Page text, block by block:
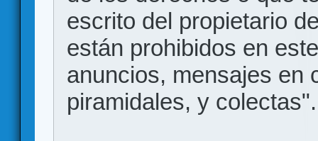
escrito del propietario
están prohibidos en
anuncios, mensajes en
piramidales, y colectas".